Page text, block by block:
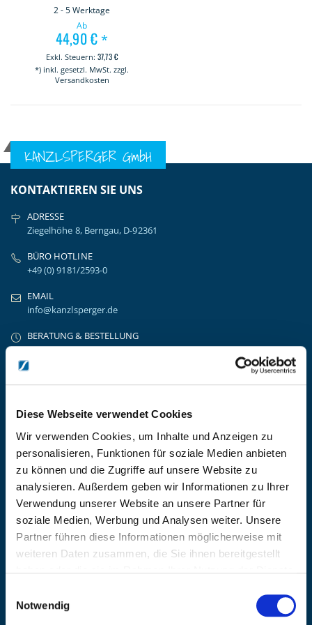
Diese Webseite verwendet Cookies
Wir verwenden Cookies, um Inhalte und Anzeigen zu
personalisieren, Funktionen für soziale Medien anbieten
zu können und die Zugriffe auf unsere Website zu
analysieren. Außerdem geben wir Informationen zu Ihrer
Verwendung unserer Website an unsere Partner für
soziale Medien, Werbung und Analysen weiter. Unsere
Partner führen diese Informationen möglicherweise mit
weiteren Daten zusammen, die Sie ihnen bereitgestellt
Notwendig
2 - 5 Werktage
Ab
44,90 €*
37,73 €
*) inkl. gesetzl. MwSt. zzgl.
Versandkosten
KANZLSPERGER GmbH
KONTAKTIEREN SIE UNS
ADRESSE
Ziegelhöhe 8, Berngau, D-92361
BÜRO HOTLINE
+49 (0) 9181/2593-0
EMAIL
info@kanzlsperger.de
BERATUNG & BESTELLUNG
Montag – Donnerstag: 08:00 – 17:00
Freitag: 08:00 - 16:00
UNTERNEHMEN
Kontaktieren Sie uns
AGB nebst Kundeninformationen
Impressum
INFORMATIONEN
Preisvorschlag erstellen
Versandkosten & Lieferinformationen
Zahlungsbedingungen
Datenschutzerklärung
BLEIBE AUF DEM LAUFENDEN